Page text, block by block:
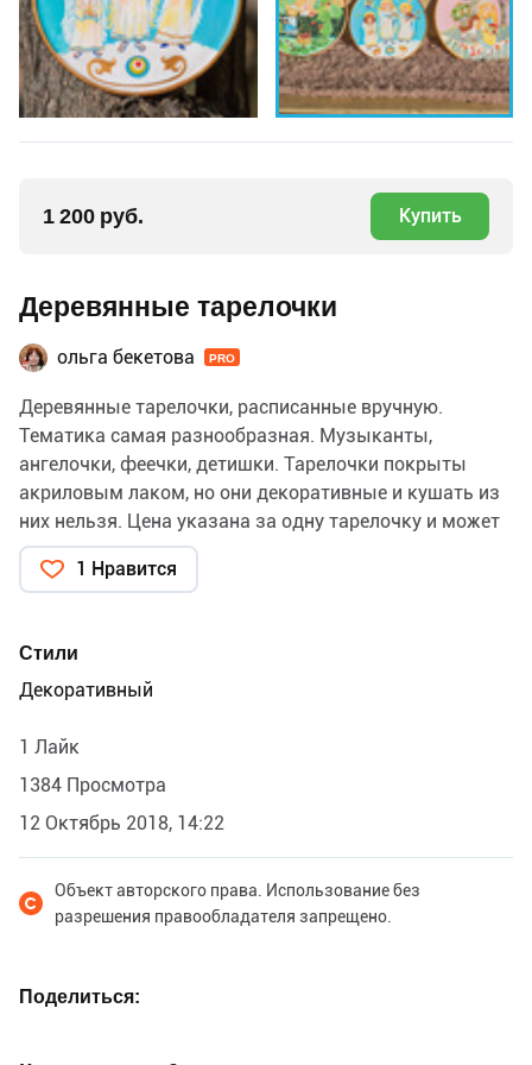
1 200 руб. Купить
Деревянные тарелочки
ольга бекетова PRO
Деревянные тарелочки, расписанные вручную.
Тематика самая разнообразная. Музыканты,
ангелочки, феечки, детишки. Тарелочки покрыты
акриловым лаком, но они декоративные и кушать из
них нельзя. Цена указана за одну тарелочку и может
варьироваться в зависимости от сложности
изображения и также от ее размеров.
1 Нравится
Стили
Декоративный
1 Лайк
1384 Просмотра
12 Октябрь 2018, 14:22
Объект авторского права. Использование без
разрешения правообладателя запрещено.
Поделиться